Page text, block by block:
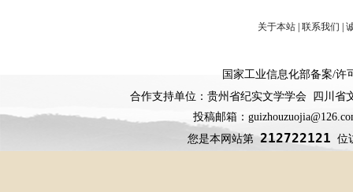
关于本站| 联系我们 |
国家工业信息化部备案/许
合作支持单位：贵州省纪实文学学会 四川
投稿邮箱：
您是本网站第212722121